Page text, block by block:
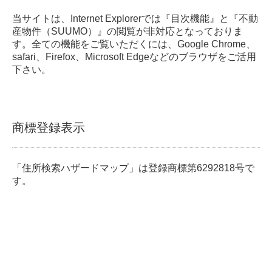
当サイトは、Internet Explorerでは『目次機能』と『不動
産物件（SUUMO）』の閲覧が非対応となっておりま
す。全ての機能をご覧いただくには、Google Chrome、
safari、Firefox、Microsoft Edgeなどのブラウザをご活用
下さい。
商標登録表示
「住所検索ハザードマップ」は登録商標第6292818号で
す。